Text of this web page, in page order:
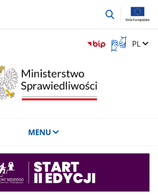
przejdź
Otwórz
okno
Zmień
PL
MENU